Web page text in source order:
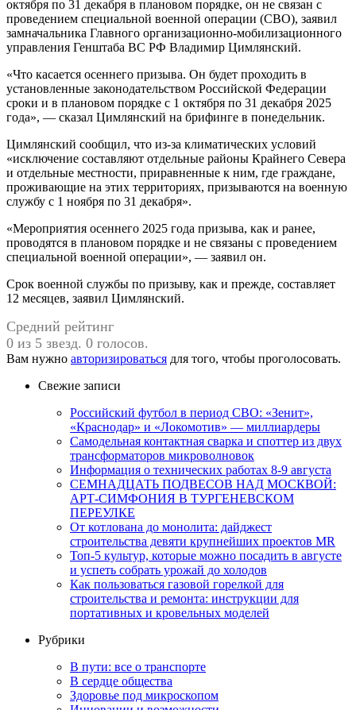
октября по 31 декабря в плановом порядке, он не связан с
проведением специальной военной операции (СВО), заявил
замначальника Главного организационно-мобилизационного
управления Генштаба ВС РФ Владимир Цимлянский.
«Что касается осеннего призыва. Он будет проходить в
установленные законодательством Российской Федерации
сроки и в плановом порядке с 1 октября по 31 декабря 2025
года», — сказал Цимлянский на брифинге в понедельник.
Цимлянский сообщил, что из-за климатических условий
«исключение составляют отдельные районы Крайнего Севера
и отдельные местности, приравненные к ним, где граждане,
проживающие на этих территориях, призываются на военную
службу с 1 ноября по 31 декабря».
«Мероприятия осеннего 2025 года призыва, как и ранее,
проводятся в плановом порядке и не связаны с проведением
специальной военной операции», — заявил он.
Срок военной службы по призыву, как и прежде, составляет
12 месяцев, заявил Цимлянский.
Средний рейтинг
0 из 5 звезд. 0 голосов.
Вам нужно авторизироваться для того, чтобы проголосовать.
Свежие записи
Российский футбол в период СВО: «Зенит»,
«Краснодар» и «Локомотив» — миллиардеры
Самодельная контактная сварка и споттер из двух
трансформаторов микроволновок
Информация о технических работах 8-9 августа
СЕМНАДЦАТЬ ПОДВЕСОВ НАД МОСКВОЙ:
АРТ-СИМФОНИЯ В ТУРГЕНЕВСКОМ
ПЕРЕУЛКЕ
От котлована до монолита: дайджест
строительства девяти крупнейших проектов MR
Топ-5 культур, которые можно посадить в августе
и успеть собрать урожай до холодов
Как пользоваться газовой горелкой для
строительства и ремонта: инструкции для
портативных и кровельных моделей
Рубрики
В пути: все о транспорте
В сердце общества
Здоровье под микроскопом